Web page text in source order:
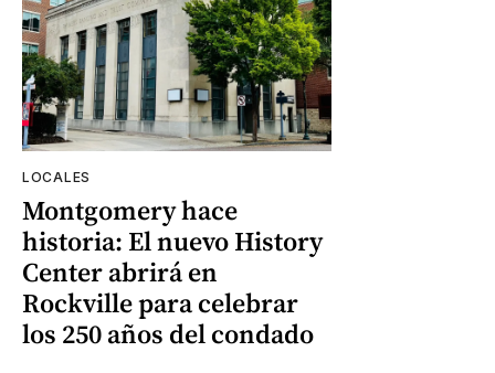
LOCALES
Montgomery hace
historia: El nuevo History
Center abrirá en
Rockville para celebrar
los 250 años del condado